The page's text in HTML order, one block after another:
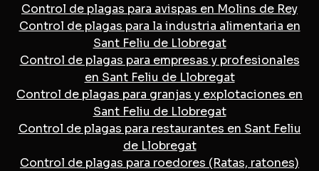
Control de plagas para avispas en Molins de Rey
Control de plagas para la industria alimentaria en
Sant Feliu de Llobregat
Control de plagas para empresas y profesionales
en Sant Feliu de Llobregat
Control de plagas para granjas y explotaciones en
Sant Feliu de Llobregat
Control de plagas para restaurantes en Sant Feliu
de Llobregat
Control de plagas para roedores (Ratas, ratones)